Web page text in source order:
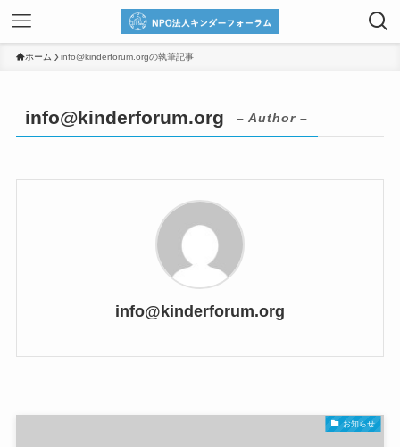
ホーム info@kinderforum.orgの執筆記事
info@kinderforum.org – Author –
info@kinderforum.org
お知らせ